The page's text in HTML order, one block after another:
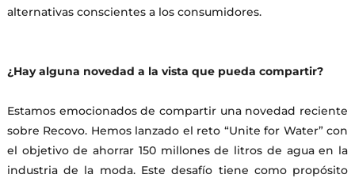
alternativas conscientes a los consumidores.
¿Hay alguna novedad a la vista que pueda compartir?
Estamos emocionados de compartir una novedad reciente
sobre Recovo. Hemos lanzado el reto “Unite for Water” con
el objetivo de ahorrar 150 millones de litros de agua en la
industria de la moda. Este desafío tiene como propósito